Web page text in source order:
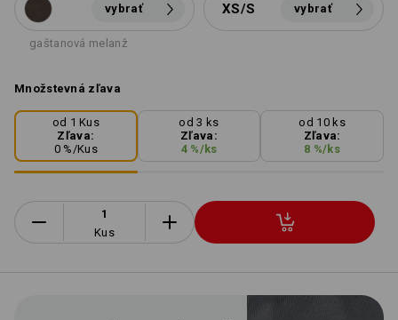
vybrať
gaštanová melanž
XS/S vybrať
Množstevná zľava
od 1 Kus
Zľava:
0 %/Kus
od 3 ks
Zľava:
4%/ks
od 10 ks
Zľava:
8 %/ ks
Kus